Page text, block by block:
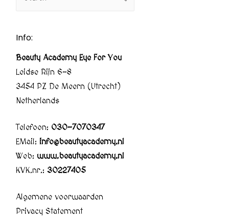
Info:
Beauty Academy Eye For You
Leidse Rijn 6-8
3454 PZ De Meern (Utrecht)
Netherlands
Telefoon: 030-7070347
EMail: info@beautyacademy.nl
Web: www.beautyacademy.nl
KVK.nr.: 30227405
Algemene voorwaarden
Privacy Statement